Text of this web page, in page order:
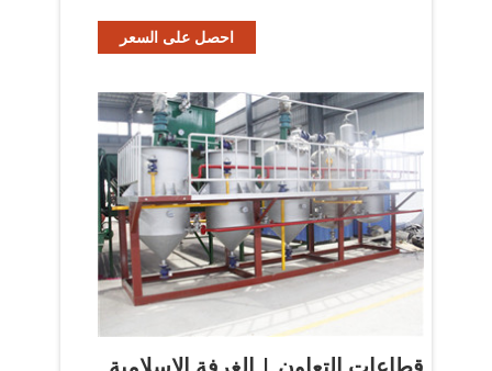
the 1-2 july 2020 to host its fourth
احصل على السعر